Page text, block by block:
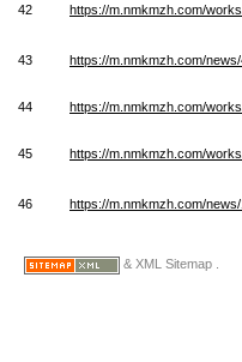
42 https://m.nmkmzh.com/
43 https://m.nmkmzh.com/
44 https://m.nmkmzh.com/
45 https://m.nmkmzh.com/
46 https://m.nmkmzh.com/
& XML Sitemap .